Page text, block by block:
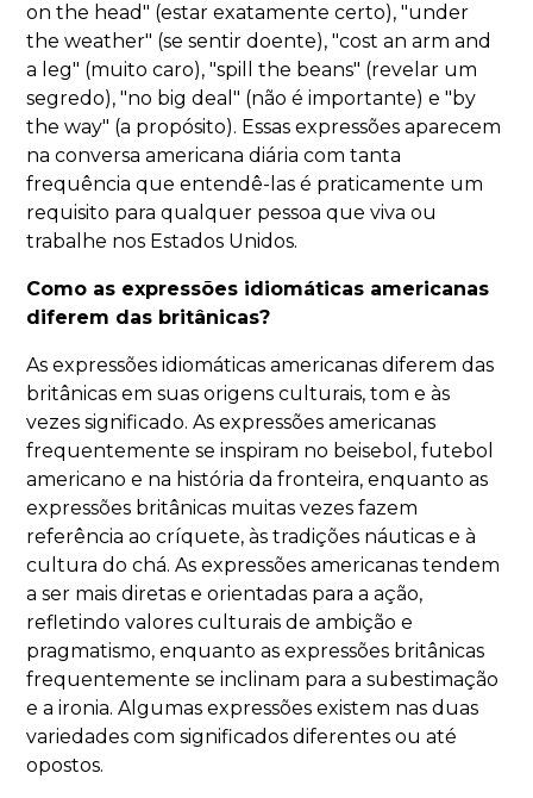
on the head" (estar exatamente certo), "under
the weather" (se sentir doente), "cost an arm and
a leg" (muito caro), "spill the beans" (revelar um
segredo), "no big deal" (não é importante) e "by
the way" (a propósito). Essas expressões aparecem
na conversa americana diária com tanta
frequência que entendê-las é praticamente um
requisito para qualquer pessoa que viva ou
trabalhe nos Estados Unidos.
Como as expressões idiomáticas americanas
diferem das britânicas?
As expressões idiomáticas americanas diferem das
britânicas em suas origens culturais, tom e às
vezes significado. As expressões americanas
frequentemente se inspiram no beisebol, futebol
americano e na história da fronteira, enquanto as
expressões britânicas muitas vezes fazem
referência ao críquete, às tradições náuticas e à
cultura do chá. As expressões americanas tendem
a ser mais diretas e orientadas para a ação,
refletindo valores culturais de ambição e
pragmatismo, enquanto as expressões britânicas
frequentemente se inclinam para a subestimação
e a ironia. Algumas expressões existem nas duas
variedades com significados diferentes ou até
opostos.